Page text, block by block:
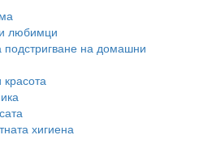
любимци
на домашни
хигиена